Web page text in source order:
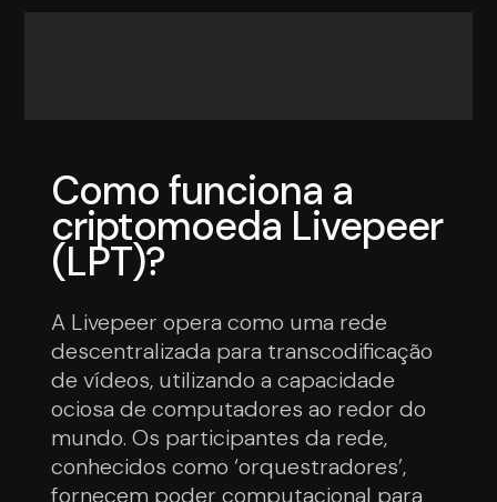
Como funciona a
criptomoeda Livepeer
(LPT)?
A Livepeer opera como uma rede
descentralizada para transcodificação
de vídeos, utilizando a capacidade
ociosa de computadores ao redor do
mundo. Os participantes da rede,
conhecidos como ‘orquestradores’,
fornecem poder computacional para